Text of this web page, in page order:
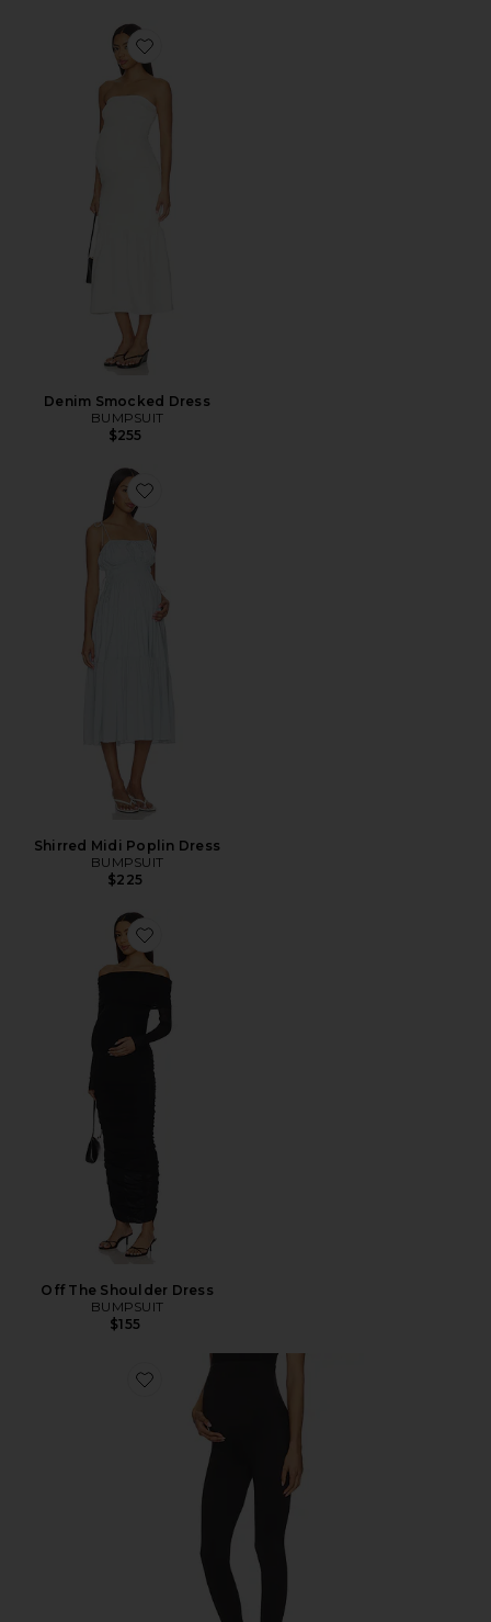
Favorite Denim Smocked Dress
Denim Smocked Dress
BUMPSUIT
$255
Favorite Shirred Midi Poplin Dress
Shirred Midi Poplin Dress
BUMPSUIT
$225
Favorite Off The Shoulder Dress
Off The Shoulder Dress
BUMPSUIT
$155
Favorite The Legging